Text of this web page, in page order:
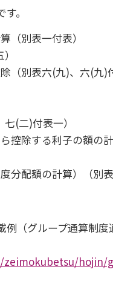
。
（別表一付表）
（別表六(九)、六(九)
(二)付表一）
控除する利子の額の計
分配額の計算）（別
（グループ通算制度
hojin/